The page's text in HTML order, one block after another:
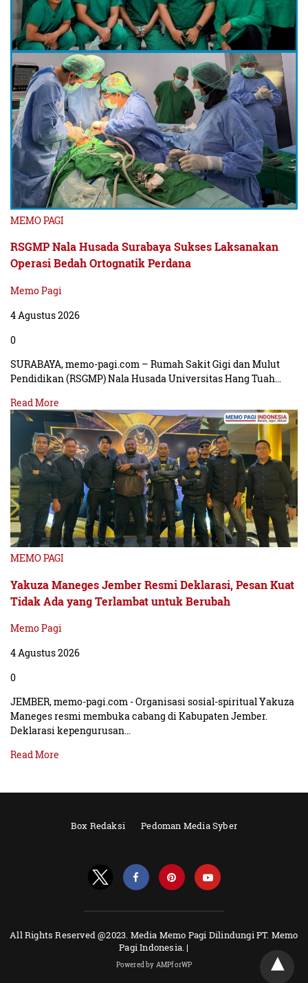
MEMO PAGI
RSGMP Nala Husada Surabaya Sukses Laksanakan
Operasi Bedah Ortognatik Perdana
Memo Pagi
4 Agustus 2026
0
SURABAYA, memo-pagi.com – Rumah Sakit Gigi dan Mulut
Pendidikan (RSGMP) Nala Husada Universitas Hang Tuah…
Read More
MEMO PAGI
Yakuza Maneges Jember Resmi Deklarasi, Pesan Kuat
Tidak Ada yang Terlambat untuk Berubah
Memo Pagi
4 Agustus 2026
0
JEMBER, memo-pagi.com - Organisasi sosial-spiritual Yakuza
Maneges resmi membuka cabang di Kabupaten Jember.
Deklarasi kepengurusan…
Read More
Box Redaksi Pedoman Media Syber
All Rights Reserved @2023. Media Memo Pagi Dilindungi PT. Memo
Pagi Indonesia. |
Powered by AMPforWP